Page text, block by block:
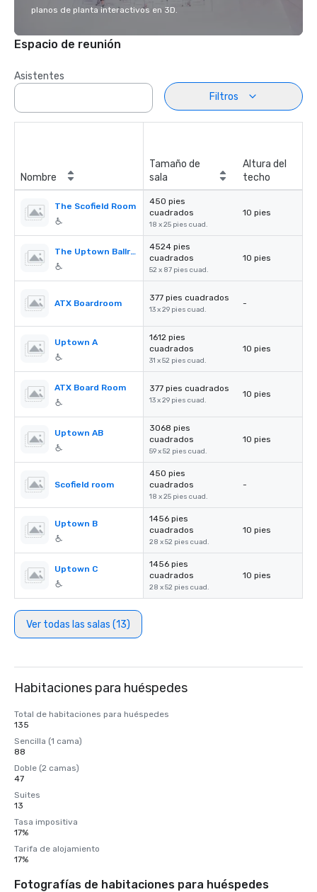
planos de planta interactivos en 3D.
Espacio de reunión
Asistentes
Filtros
Nombre
Tamaño de
sala
Altura del
techo
The Scofield Room
450 pies
cuadrados
18 x 25 pies cuad.
10 pies
The Uptown Ballroom
4524 pies
cuadrados
52 x 87 pies cuad.
10 pies
ATX Boardroom
377 pies cuadrados
13 x 29 pies cuad.
-
Uptown A
1612 pies
cuadrados
31 x 52 pies cuad.
10 pies
ATX Board Room 377 pies cuadrados
13 x 29 pies cuad.
10 pies
Uptown AB
3068 pies
cuadrados
59 x 52 pies cuad.
10 pies
Scofield room
450 pies
cuadrados
18 x 25 pies cuad.
-
Uptown B
1456 pies
cuadrados
28 x 52 pies cuad.
10 pies
Uptown C
1456 pies
cuadrados
28 x 52 pies cuad.
10 pies
Ver todas las salas (13)
Habitaciones para huéspedes
Total de habitaciones para huéspedes
135
Sencilla (1 cama)
88
Doble (2 camas)
47
Suites
13
Tasa impositiva
17%
Tarifa de alojamiento
17%
Fotografías de habitaciones para huéspedes